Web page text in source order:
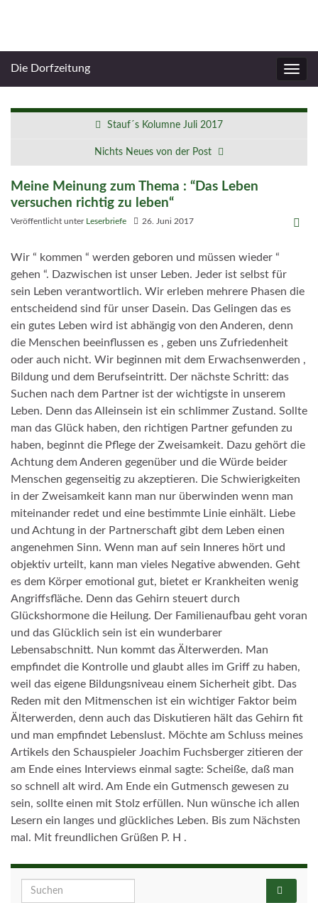
Die Dorfzeitung
Stauf´s Kolumne Juli 2017
Nichts Neues von der Post
Meine Meinung zum Thema : “Das Leben
versuchen richtig zu leben“
Veröffentlicht unter Leserbriefe 26. Juni 2017
Wir “ kommen “ werden geboren und müssen wieder “
gehen “. Dazwischen ist unser Leben. Jeder ist selbst für
sein Leben verantwortlich. Wir erleben mehrere Phasen die
entscheidend sind für unser Dasein. Das Gelingen das es
ein gutes Leben wird ist abhängig von den Anderen, denn
die Menschen beeinflussen es , geben uns Zufriedenheit
oder auch nicht. Wir beginnen mit dem Erwachsenwerden ,
Bildung und dem Berufseintritt. Der nächste Schritt: das
Suchen nach dem Partner ist der wichtigste in unserem
Leben. Denn das Alleinsein ist ein schlimmer Zustand. Sollte
man das Glück haben, den richtigen Partner gefunden zu
haben, beginnt die Pflege der Zweisamkeit. Dazu gehört die
Achtung dem Anderen gegenüber und die Würde beider
Menschen gegenseitig zu akzeptieren. Die Schwierigkeiten
in der Zweisamkeit kann man nur überwinden wenn man
miteinander redet und eine bestimmte Linie einhält. Liebe
und Achtung in der Partnerschaft gibt dem Leben einen
angenehmen Sinn. Wenn man auf sein Inneres hört und
objektiv urteilt, kann man vieles Negative abwenden. Geht
es dem Körper emotional gut, bietet er Krankheiten wenig
Angriffsfläche. Denn das Gehirn steuert durch
Glückshormone die Heilung. Der Familienaufbau geht voran
und das Glücklich sein ist ein wunderbarer
Lebensabschnitt. Nun kommt das Älterwerden. Man
empfindet die Kontrolle und glaubt alles im Griff zu haben,
weil das eigene Bildungsniveau einem Sicherheit gibt. Das
Reden mit den Mitmenschen ist ein wichtiger Faktor beim
Älterwerden, denn auch das Diskutieren hält das Gehirn fit
und man empfindet Lebenslust. Möchte am Schluss meines
Artikels den Schauspieler Joachim Fuchsberger zitieren der
am Ende eines Interviews einmal sagte: Scheiße, daß man
so schnell alt wird. Am Ende ein Gutmensch gewesen zu
sein, sollte einen mit Stolz erfüllen. Nun wünsche ich allen
Lesern ein langes und glückliches Leben. Bis zum Nächsten
mal. Mit freundlichen Grüßen P. H .
Search for: